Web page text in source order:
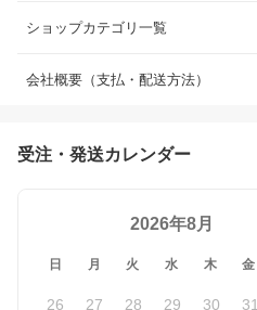
ショップカテゴリ一覧
会社概要（支払・配送方法）
受注・発送カレンダー
2026年8月
日 月 火 水 木 金
26 27 28 29 30 31